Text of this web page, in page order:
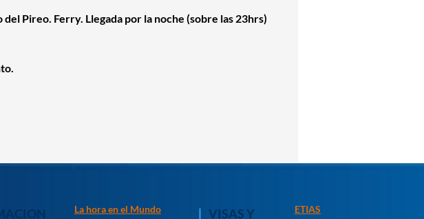
Pireo. Ferry. Llegada por la noche (sobre las 23hrs)
La hora en el Mundo VISAS Y ETIAS